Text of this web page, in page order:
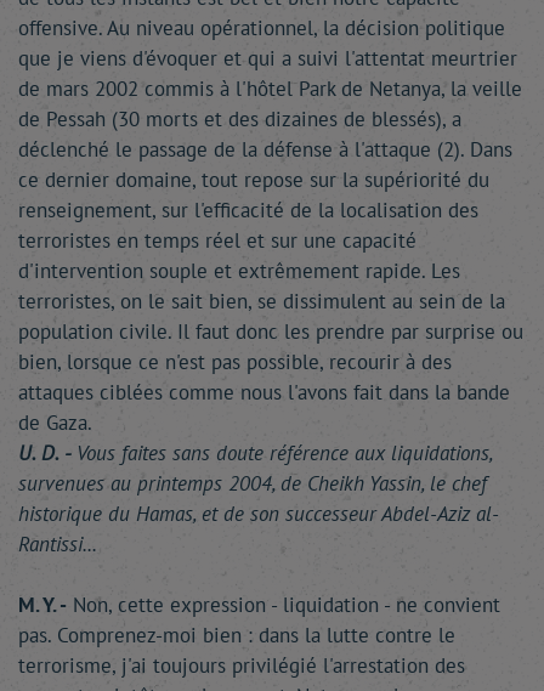
offensive. Au niveau opérationnel, la décision politique
que je viens d'évoquer et qui a suivi l'attentat meurtrier
de mars 2002 commis à l'hôtel Park de Netanya, la veille
de Pessah (30 morts et des dizaines de blessés), a
déclenché le passage de la défense à l'attaque (2). Dans
ce dernier domaine, tout repose sur la supériorité du
renseignement, sur l'efficacité de la localisation des
terroristes en temps réel et sur une capacité
d'intervention souple et extrêmement rapide. Les
terroristes, on le sait bien, se dissimulent au sein de la
population civile. Il faut donc les prendre par surprise ou
bien, lorsque ce n'est pas possible, recourir à des
attaques ciblées comme nous l'avons fait dans la bande
de Gaza.
U. D. - Vous faites sans doute référence aux liquidations,
survenues au printemps 2004, de Cheikh Yassin, le chef
historique du Hamas, et de son successeur Abdel-Aziz al-
Rantissi...
M. Y. - Non, cette expression - liquidation - ne convient
pas. Comprenez-moi bien : dans la lutte contre le
terrorisme, j'ai toujours privilégié l'arrestation des